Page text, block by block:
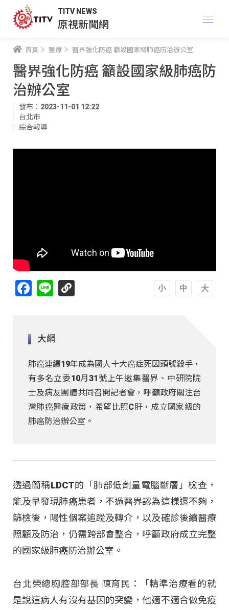
TITV NEWS
原視新聞網
首頁 醫療 醫界強化防癌 籲設國家級肺癌防治辦公室
醫界強化防癌 籲設國家級肺癌防
治辦公室
發布：2023-11-01 12:22
台北市
綜合報導
Facebook
Line
大綱
肺癌連續19年成為國人十大癌症死因頭號殺手，
有多名立委10月31號上午邀集醫界、中研院院
士及病友團體共同召開記者會，呼籲政府關注台
灣肺癌醫療政策，希望比照C肝，成立國家級的
肺癌防治辦公室。
透過簡稱LDCT的「肺部低劑量電腦斷層」檢查，
能及早發現肺癌患者，不過醫界認為這樣還不夠，
篩檢後，陽性個案追蹤及轉介，以及確診後續醫療
照顧及防治，仍需跨部會整合，呼籲政府成立完整
的國家級肺癌防治辦公室。
台北榮總胸腔部部長 陳育民：「精準治療看的就
是說這病人有沒有基因的突變，他適不適合做免疫